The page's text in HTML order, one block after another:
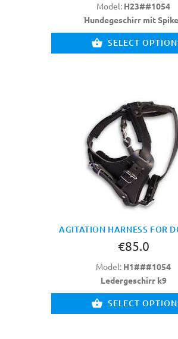
Model: H23##1054
Hundegeschirr mit
SELECT
AGITATION HARNESS FOR
€85.0
Model: H1###1054
Ledergeschirr k9
SELECT